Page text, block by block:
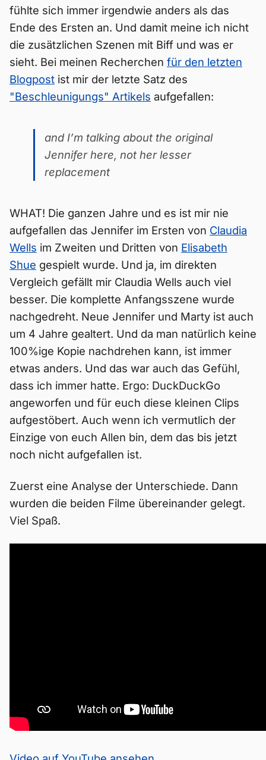
fühlte sich immer irgendwie anders als das
Ende des Ersten an. Und damit meine ich nicht
die zusätzlichen Szenen mit Biff und was er
sieht. Bei meinen Recherchen für den letzten
Blogpost ist mir der letzte Satz des
"Beschleunigungs" Artikels aufgefallen:
and I’m talking about the original
Jennifer here, not her lesser
replacement
WHAT! Die ganzen Jahre und es ist mir nie
aufgefallen das Jennifer im Ersten von Claudia
Wells im Zweiten und Dritten von Elisabeth
Shue gespielt wurde. Und ja, im direkten
Vergleich gefällt mir Claudia Wells auch viel
besser. Die komplette Anfangsszene wurde
nachgedreht. Neue Jennifer und Marty ist auch
um 4 Jahre gealtert. Und da man natürlich keine
100%ige Kopie nachdrehen kann, ist immer
etwas anders. Und das war auch das Gefühl,
dass ich immer hatte. Ergo: DuckDuckGo
angeworfen und für euch diese kleinen Clips
aufgestöbert. Auch wenn ich vermutlich der
Einzige von euch Allen bin, dem das bis jetzt
noch nicht aufgefallen ist.
Zuerst eine Analyse der Unterschiede. Dann
wurden die beiden Filme übereinander gelegt.
Viel Spaß.